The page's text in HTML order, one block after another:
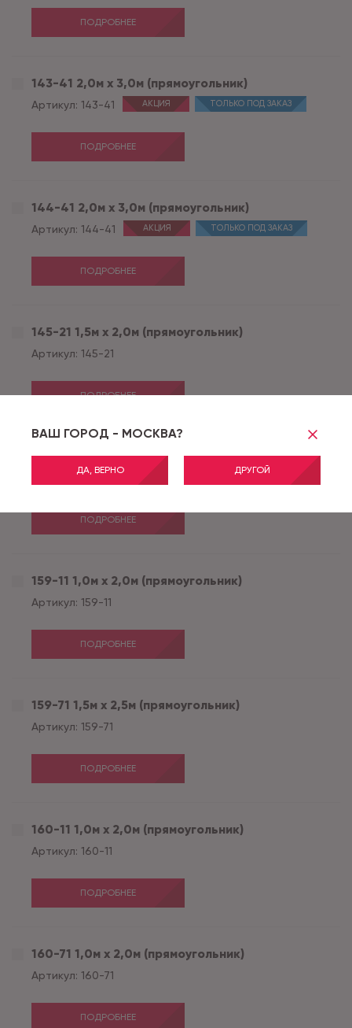
ВАШ ГОРОД - МОСКВА?
ДА, ВЕРНО ДРУГОЙ
ПОДРОБНЕЕ
143-41 2,0м х 3,0м (прямоугольник)
Артикул: 143-41 АКЦИЯ ТОЛЬКО ПОД ЗАКАЗ
ПОДРОБНЕЕ
144-41 2,0м х 3,0м (прямоугольник)
Артикул: 144-41 АКЦИЯ ТОЛЬКО ПОД ЗАКАЗ
ПОДРОБНЕЕ
145-21 1,5м х 2,0м (прямоугольник)
Артикул: 145-21
ПОДРОБНЕЕ
145-21 2,0м х 3,0м (прямоугольник)
Артикул: 145-21 АКЦИЯ ТОЛЬКО ПОД ЗАКАЗ
ПОДРОБНЕЕ
159-11 1,0м х 2,0м (прямоугольник)
Артикул: 159-11
ПОДРОБНЕЕ
159-71 1,5м х 2,5м (прямоугольник)
Артикул: 159-71
ПОДРОБНЕЕ
160-11 1,0м х 2,0м (прямоугольник)
Артикул: 160-11
ПОДРОБНЕЕ
160-71 1,0м х 2,0м (прямоугольник)
Артикул: 160-71
ПОДРОБНЕЕ